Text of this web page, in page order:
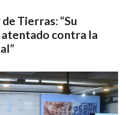
Tierras: “Su
contra la